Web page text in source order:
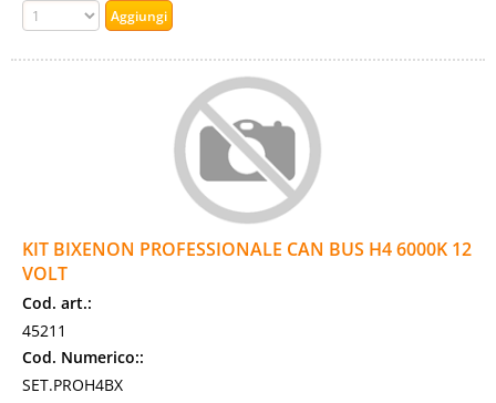
KIT BIXENON PROFESSIONALE CAN BUS H4 6000K 12
VOLT
Cod. art.:
45211
Cod. Numerico::
SET.PROH4BX